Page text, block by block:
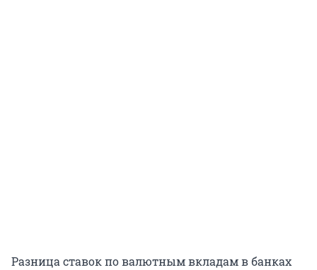
Разница ставок по валютным вкладам в банках